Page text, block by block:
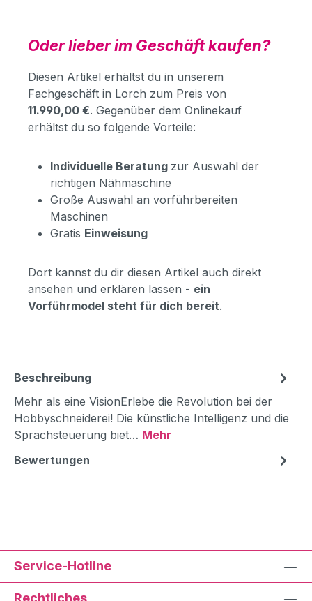
Oder lieber im Geschäft kaufen?
Diesen Artikel erhältst du in unserem
Fachgeschäft in Lorch zum Preis von
11.990,00 €. Gegenüber dem Onlinekauf
erhältst du so folgende Vorteile:
Individuelle Beratung zur Auswahl der
richtigen Nähmaschine
Große Auswahl an vorführbereiten
Maschinen
Gratis Einweisung
Dort kannst du dir diesen Artikel auch direkt
ansehen und erklären lassen - ein
Vorführmodel steht für dich bereit.
Beschreibung
Mehr als eine VisionErlebe die Revolution bei der
Hobbyschneiderei! Die künstliche Intelligenz und die
Sprachsteuerung biet… Mehr
Bewertungen
Service-Hotline
Rechtliches